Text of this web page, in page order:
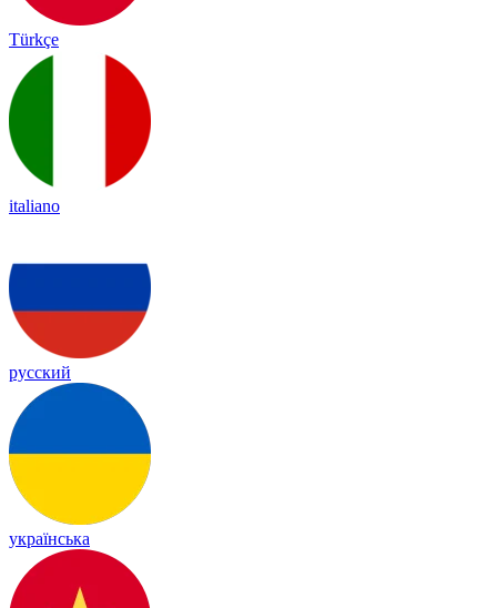
Türkçe
italiano
русский
українська